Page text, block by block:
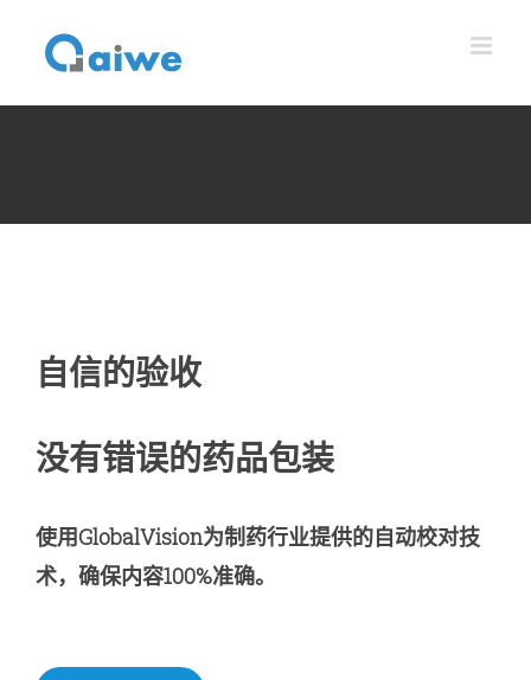
容
自信的验收
没有错误的药品包装
使用GlobalVision为制药行业提供的自动校对技
术，确保内容100%准确。